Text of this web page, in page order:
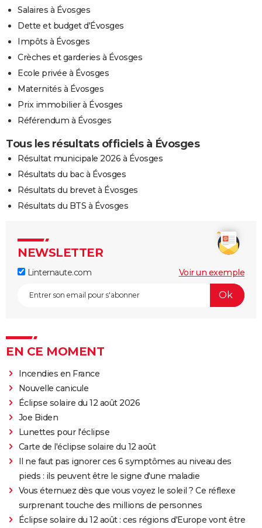
Salaires à Évosges
Dette et budget d'Évosges
Impôts à Évosges
Crèches et garderies à Évosges
Ecole privée à Évosges
Maternités à Évosges
Prix immobilier à Évosges
Référendum à Évosges
Tous les résultats officiels à Évosges
Résultat municipale 2026 à Évosges
Résultats du bac à Évosges
Résultats du brevet à Évosges
Résultats du BTS à Évosges
NEWSLETTER
Linternaute.com Voir un exemple
EN CE MOMENT
Incendies en France
Nouvelle canicule
Éclipse solaire du 12 août 2026
Joe Biden
Lunettes pour l'éclipse
Carte de l'éclipse solaire du 12 août
Il ne faut pas ignorer ces 6 symptômes au niveau des
pieds : ils peuvent être le signe d'une maladie
Vous éternuez dès que vous voyez le soleil ? Ce réflexe
surprenant touche des millions de personnes
Éclipse solaire du 12 août : ces régions d'Europe vont être